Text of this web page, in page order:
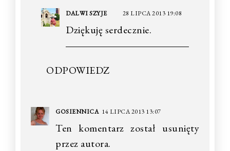
DALWI SZYJE 28 LIPCA 2013 19:08
Dziękuję serdecznie.
ODPOWIEDZ
GOSIENNICA 14 LIPCA 2013 13:07
Ten komentarz został usunięty
przez autora.